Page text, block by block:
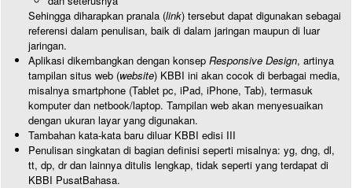
Sehingga diharapkan pranala (link) tersebut dapat digunakan sebagai
referensi dalam penulisan, baik di dalam jaringan maupun di luar
jaringan.
Aplikasi dikembangkan dengan konsep Responsive Design, artinya
tampilan situs web (website) KBBI ini akan cocok di berbagai media,
misalnya smartphone (Tablet pc, iPad, iPhone, Tab), termasuk
komputer dan netbook/laptop. Tampilan web akan menyesuaikan
dengan ukuran layar yang digunakan.
Tambahan kata-kata baru diluar KBBI edisi III
Penulisan singkatan di bagian definisi seperti misalnya: yg, dng, dl,
tt, dp, dr dan lainnya ditulis lengkap, tidak seperti yang terdapat di
KBBI PusatBahasa.